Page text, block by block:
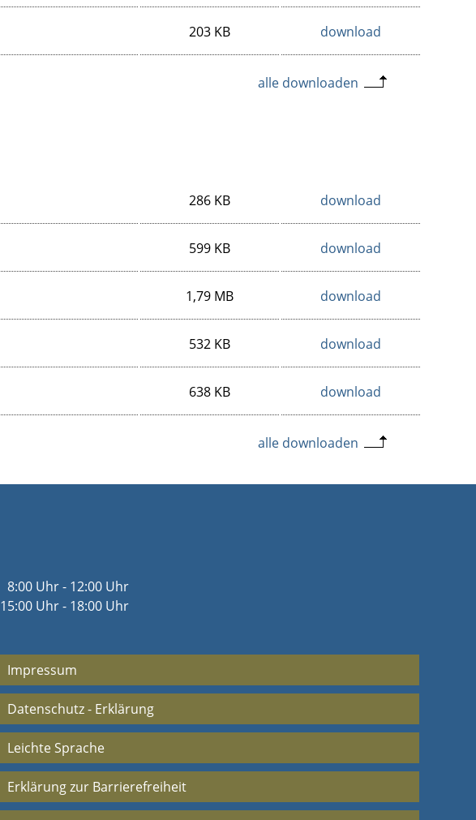
203 KB download
alle downloaden
286 KB download
599 KB download
1,79 MB download
532 KB download
638 KB download
alle downloaden
8:00 Uhr - 12:00 Uhr
15:00 Uhr - 18:00 Uhr
Impressum
Datenschutz - Erklärung
Leichte Sprache
Erklärung zur Barrierefreiheit